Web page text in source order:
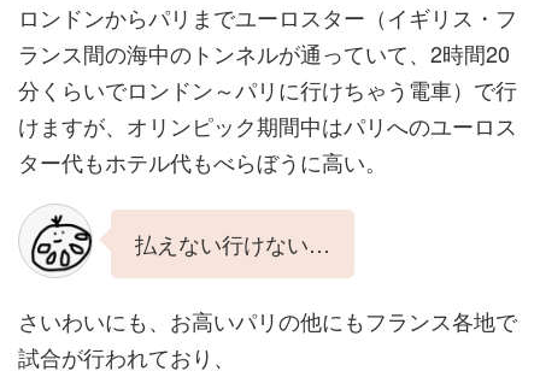
ロンドンからパリまでユーロスター（イギリス・フ
ランス間の海中のトンネルが通っていて、2時間20
分くらいでロンドン～パリに行けちゃう電車）で行
けますが、オリンピック期間中はパリへのユーロス
ター代もホテル代もべらぼうに高い。
払えない行けない…
さいわいにも、お高いパリの他にもフランス各地で
試合が行われており、